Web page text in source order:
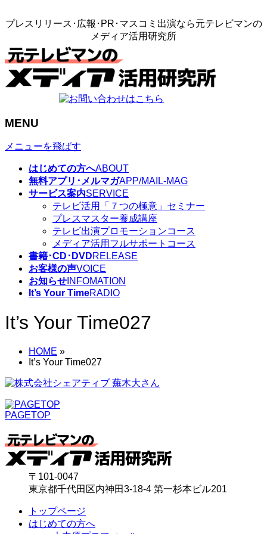
プレスリリース･広報･PR･マスコミ出演なら元テレビマンの
メディア活用研究所
MENU
メニューを飛ばす
はじめての方へABOUT
無料アプリ･メルマガAPP/MAIL-MAG
サービス案内SERVICE
テレビ活用「７つの極意」セミナー
プレスマスター養成講座
テレビ出演プロモーションコース
メディア活用フルサポートコース
書籍･CD･DVDRELEASE
お客様の声VOICE
お知らせ INFOMATION
It’s Your TimeRADIO
It’s Your Time027
HOME »
It’s Your Time027
PAGETOP
〒101-0047
東京都千代田区内神田3-18-4 第一杉本ビル201
トップページ
はじめての方へ